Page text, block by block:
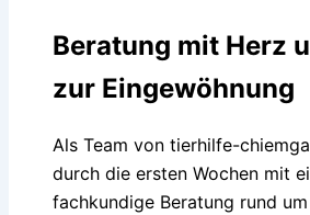
Beratung mit Herz
zur Eingewöhnung
Als Team von tierhilfe-
durch die ersten Wochen mit
fachkundige Beratung rund